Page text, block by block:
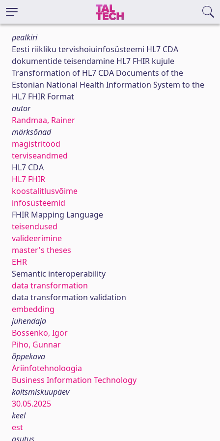
pealkiri
Eesti riikliku tervishoiuinfosüsteemi HL7 CDA
dokumentide teisendamine HL7 FHIR kujule
Transformation of HL7 CDA Documents of the
Estonian National Health Information System to the
HL7 FHIR Format
autor
Randmaa, Rainer
märksõnad
magistritööd
terviseandmed
HL7 CDA
HL7 FHIR
koostalitlusvõime
infosüsteemid
FHIR Mapping Language
teisendused
valideerimine
master's theses
EHR
Semantic interoperability
data transformation
data transformation validation
embedding
juhendaja
Bossenko, Igor
Piho, Gunnar
õppekava
Äriinfotehnoloogia
Business Information Technology
kaitsmiskuupäev
30.05.2025
keel
est